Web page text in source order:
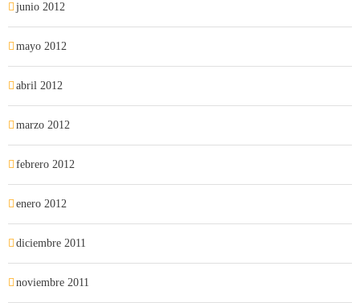
junio 2012
mayo 2012
abril 2012
marzo 2012
febrero 2012
enero 2012
diciembre 2011
noviembre 2011